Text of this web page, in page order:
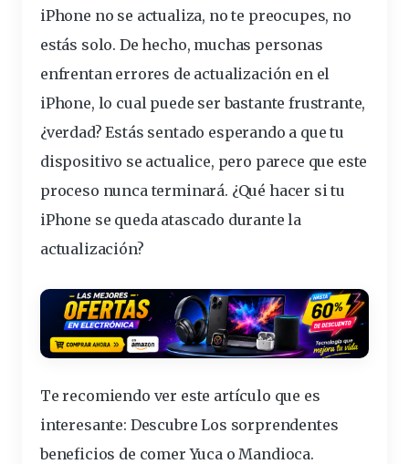
iPhone no se actualiza, no te preocupes, no
estás solo. De hecho, muchas personas
enfrentan errores de actualización en el
iPhone, lo cual puede ser bastante frustrante,
¿verdad? Estás sentado esperando a que tu
dispositivo se actualice, pero parece que este
proceso nunca terminará. ¿Qué hacer si tu
iPhone se quedaatascado durante la
actualización?
Te recomiendo ver este artículo que es
interesante: Descubre Los sorprendentes
beneficios de comer Yuca o Mandioca.